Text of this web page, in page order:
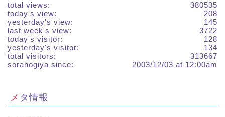
380535
total views:
208
today's view:
145
yesterday's view:
3722
last week's view:
128
today's visitor:
134
yesterday's visitor:
313667
total visitors:
2003/12/03 at 12:00am
sorahogiya since:
メタ情報